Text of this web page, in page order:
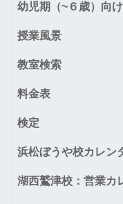
幼児期（~６歳）向
授業風景
教室検索
料金表
検定
浜松ぼうや校カレン
湖西鷲津校：営業カ